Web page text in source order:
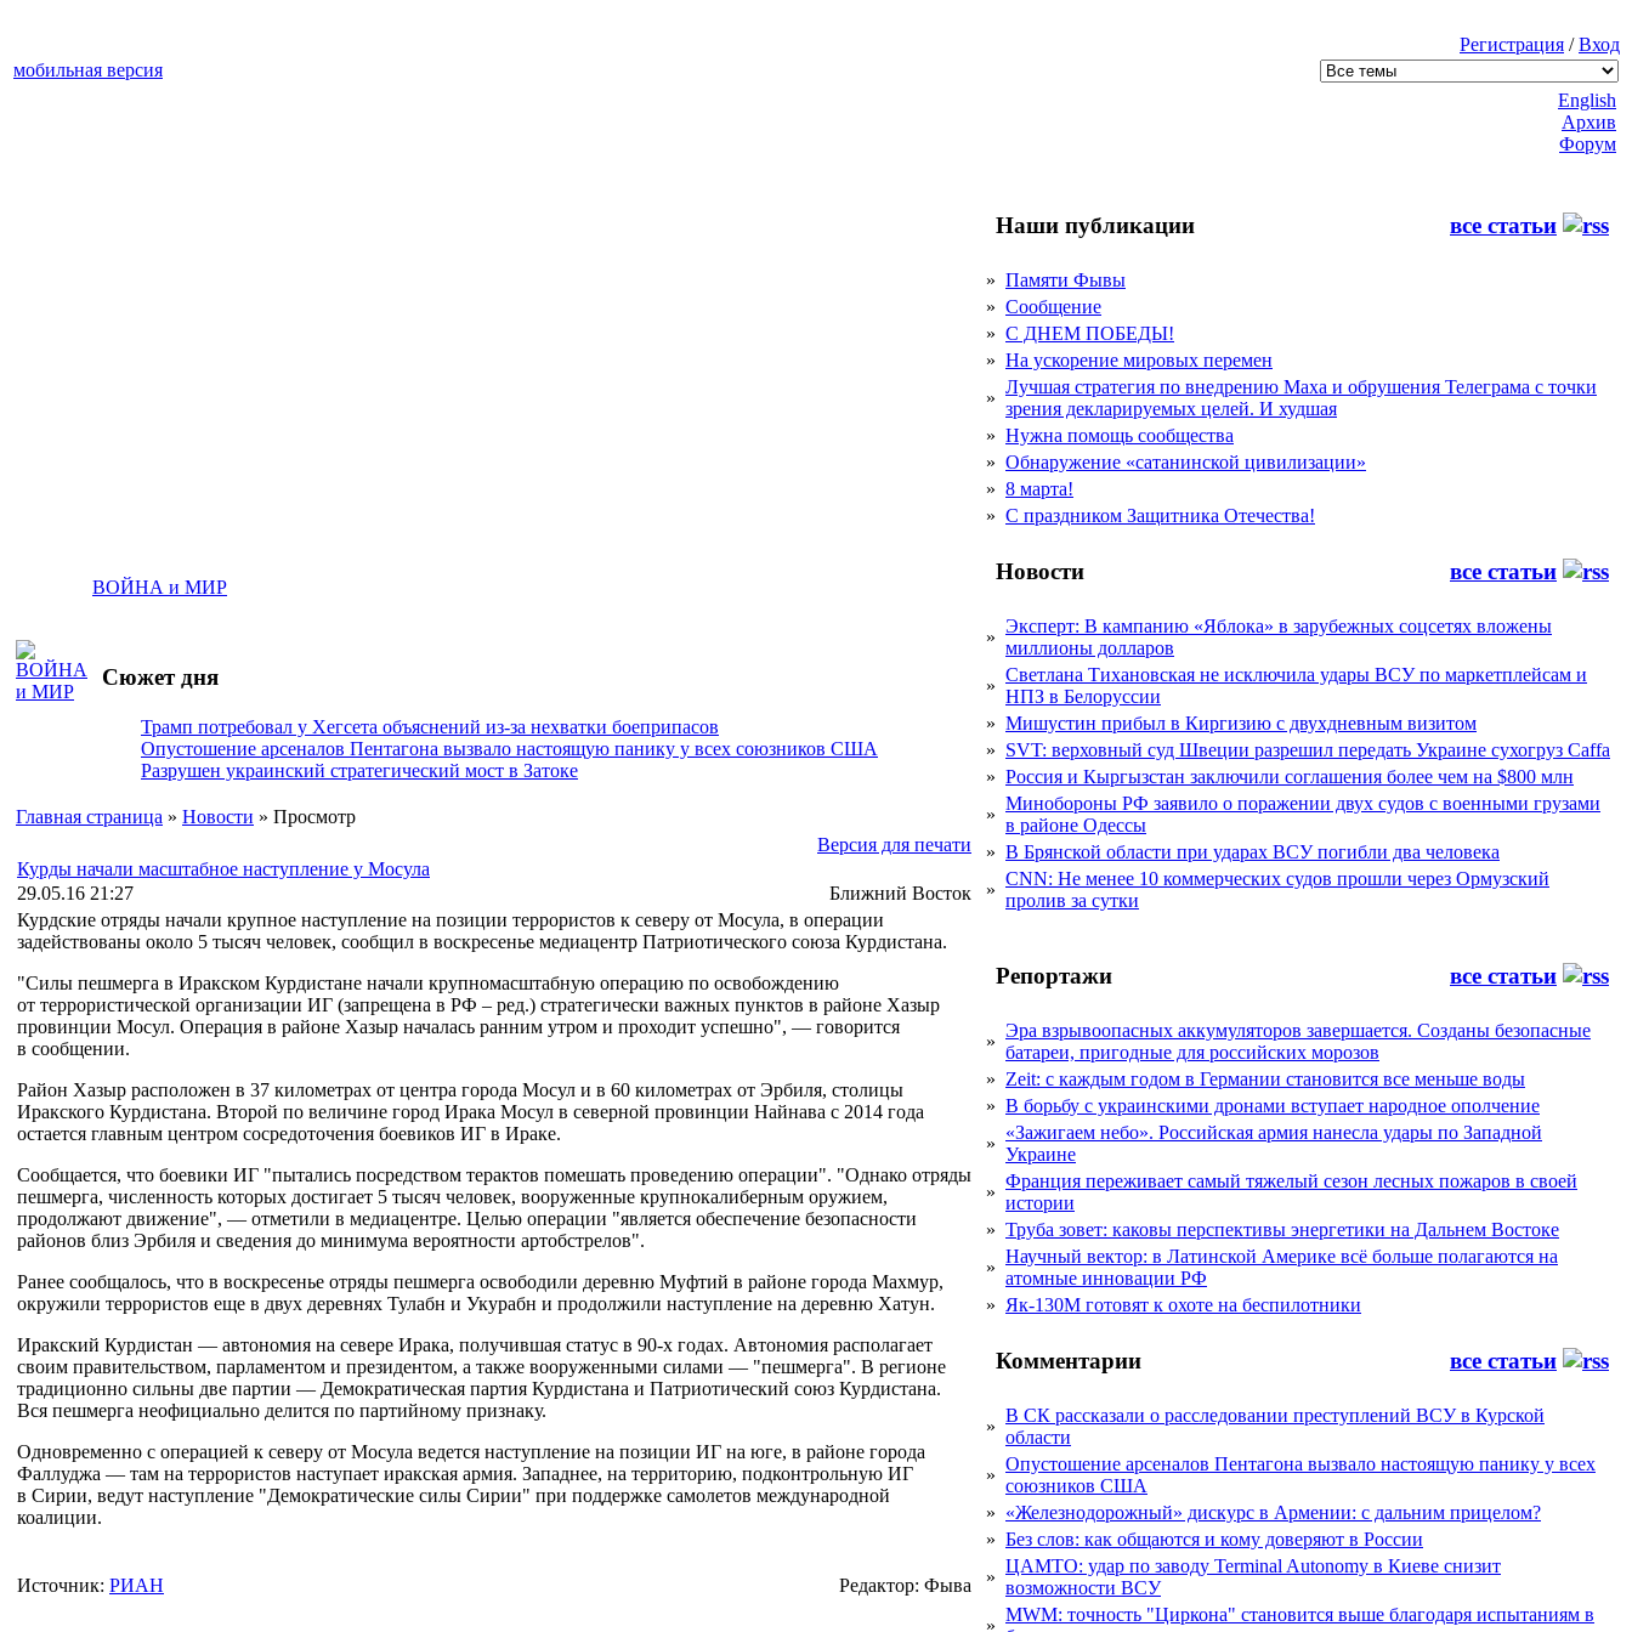
Регистрация /Вход
мобильная версия
ВОЙНА и МИР
Сюжет дня
Трамп потребовал у Хегсета объяснений из-за нехватки боеприпасов
Опустошение арсеналов Пентагона вызвало настоящую панику у всех союзников США
Разрушен украинский стратегический мост в Затоке
Главная страница » Новости » Просмотр
Версия для печати
Курды начали масштабное наступление у Мосула
29.05.16 21:27
Ближний Восток
Курдские отряды начали крупное наступление на позиции террористов к северу от Мосула, в операции
задействованы около 5 тысяч человек, сообщил в воскресенье медиацентр Патриотического союза Курдистана.
"Силы пешмерга в Иракском Курдистане начали крупномасштабную операцию по освобождению
от террористической организации ИГ (запрещена в РФ – ред.) стратегически важных пунктов в районе Хазыр
провинции Мосул. Операция в районе Хазыр началась ранним утром и проходит успешно", — говорится
в сообщении.
Район Хазыр расположен в 37 километрах от центра города Мосул и в 60 километрах от Эрбиля, столицы
Иракского Курдистана. Второй по величине город Ирака Мосул в северной провинции Найнава с 2014 года
остается главным центром сосредоточения боевиков ИГ в Ираке.
Сообщается, что боевики ИГ "пытались посредством терактов помешать проведению операции". "Однако отряды
пешмерга, численность которых достигает 5 тысяч человек, вооруженные крупнокалиберным оружием,
продолжают движение", — отметили в медиацентре. Целью операции "является обеспечение безопасности
районов близ Эрбиля и сведения до минимума вероятности артобстрелов".
Ранее сообщалось, что в воскресенье отряды пешмерга освободили деревню Муфтий в районе города Махмур,
окружили террористов еще в двух деревнях Тулабн и Укурабн и продолжили наступление на деревню Хатун.
Иракский Курдистан — автономия на севере Ирака, получившая статус в 90-х годах. Автономия располагает
своим правительством, парламентом и президентом, а также вооруженными силами — "пешмерга". В регионе
традиционно сильны две партии — Демократическая партия Курдистана и Патриотический союз Курдистана.
Вся пешмерга неофициально делится по партийному признаку.
Одновременно с операцией к северу от Мосула ведется наступление на позиции ИГ на юге, в районе города
Фаллуджа — там на террористов наступает иракская армия. Западнее, на территорию, подконтрольную ИГ
в Сирии, ведут наступление "Демократические силы Сирии" при поддержке самолетов международной
коалиции.
Источник: РИАН Редактор: Фыва
English
Архив
Форум
Наши публикации все статьи
» Памяти Фывы
» Сообщение
» С ДНЕМ ПОБЕДЫ!
» На ускорение мировых перемен
»
Лучшая стратегия по внедрению Маха и обрушения Телеграма с точки
зрения декларируемых целей. И худшая
» Нужна помощь сообщества
» Обнаружение «сатанинской цивилизации»
» 8 марта!
» С праздником Защитника Отечества!
Новости все статьи
»
Эксперт: В кампанию «Яблока» в зарубежных соцсетях вложены
миллионы долларов
»
Светлана Тихановская не исключила удары ВСУ по маркетплейсам и
НПЗ в Белоруссии
» Мишустин прибыл в Киргизию с двухдневным визитом
» SVT: верховный суд Швеции разрешил передать Украине сухогруз Caffa
» Россия и Кыргызстан заключили соглашения более чем на $800 млн
»
Минобороны РФ заявило о поражении двух судов с военными грузами
в районе Одессы
» В Брянской области при ударах ВСУ погибли два человека
»
CNN: Не менее 10 коммерческих судов прошли через Ормузский
пролив за сутки
Репортажи все статьи
»
Эра взрывоопасных аккумуляторов завершается. Созданы безопасные
батареи, пригодные для российских морозов
» Zeit: с каждым годом в Германии становится все меньше воды
» В борьбу с украинскими дронами вступает народное ополчение
»
«Зажигаем небо». Российская армия нанесла удары по Западной
Украине
»
Франция переживает самый тяжелый сезон лесных пожаров в своей
истории
» Труба зовет: каковы перспективы энергетики на Дальнем Востоке
»
Научный вектор: в Латинской Америке всё больше полагаются на
атомные инновации РФ
» Як-130М готовят к охоте на беспилотники
Комментарии все статьи
»
В СК рассказали о расследовании преступлений ВСУ в Курской
области
»
Опустошение арсеналов Пентагона вызвало настоящую панику у всех
союзников США
» «Железнодорожный» дискурс в Армении: с дальним прицелом?
» Без слов: как общаются и кому доверяют в России
»
ЦАМТО: удар по заводу Terminal Autonomy в Киеве снизит
возможности ВСУ
»
MWM: точность "Циркона" становится выше благодаря испытаниям в